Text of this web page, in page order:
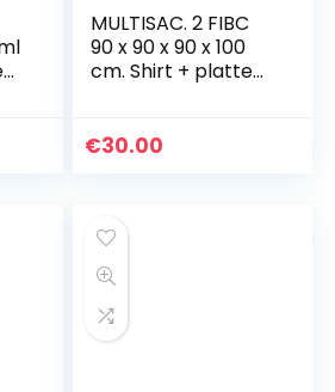
MULTISAC. 2 FIBC
90 x 90 x 90 x 100
cm. Shirt + platte
beheer van puin,
€30.00